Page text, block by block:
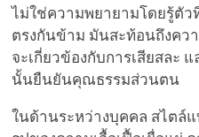
ไม่ใช่ความพยายามโดยรู้ตั
ตรงกันข้าม มันสะท้อนถึงคว
จะเกี่ยวข้องกับการเสียสละ
นั้นยืนยันคุณธรรมส่วนตน
ในด้านระหว่างบุคคล สไตล์